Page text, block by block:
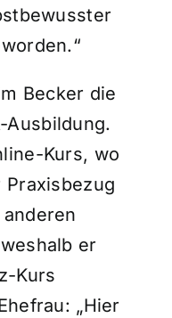
Becker die
Ausbildung.
Kurs, wo
er
Kurs
„Hier